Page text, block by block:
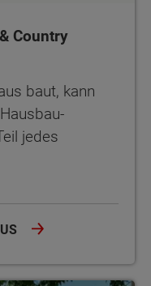
Country
baut, kann
jedes